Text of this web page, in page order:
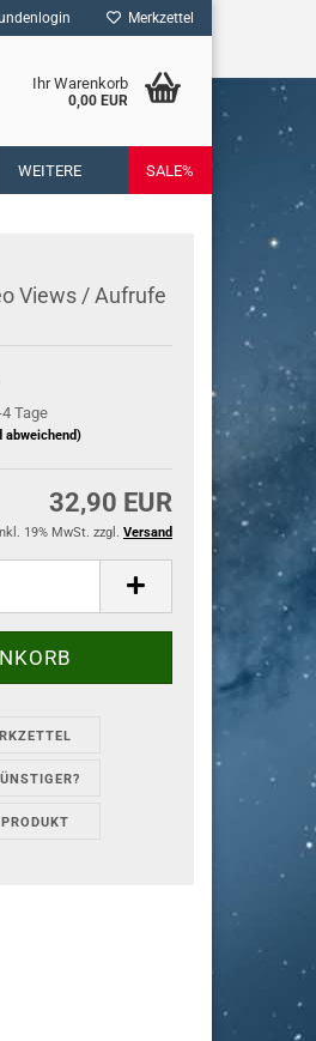
Merkzettel
Ihr Warenkorb
0,00 EUR
SALE%
WEITERE
Views / Auf­ru­fe
Tage
abweichend)
32,90 EUR
19% MwSt. zzgl. Versand